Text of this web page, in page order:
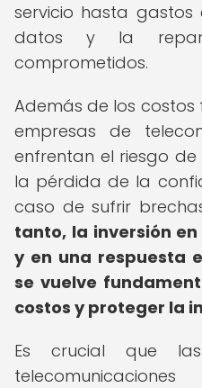
servicio hasta
datos y la
comprometidos.
Además de los costos
empresas de
enfrentan el riesgo
la pérdida de la
caso de sufrir
tanto, la inversión
y en una respuesta
se vuelve
costos y proteger la
Es crucial que